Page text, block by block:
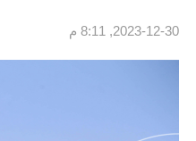
2023-12-30, 8:11 م